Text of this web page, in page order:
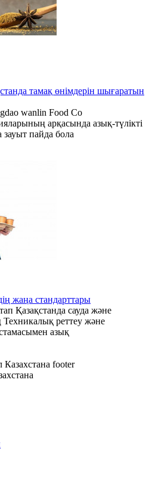
тамақ өнімдерін шығаратын
wanlin Food Co
арқасында азық-түлікті
пайда бола
жаңа стандарттары
Қазақстанда сауда және
Техникалық реттеу және
азық